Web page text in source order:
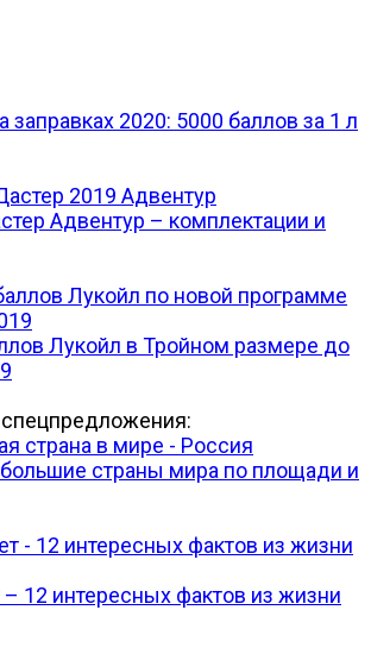
заправках 2020: 5000 баллов за 1 л
Адвентур – комплектации и
Лукойл в Тройном размере до
страны мира по площади и
12 интересных фактов из жизни